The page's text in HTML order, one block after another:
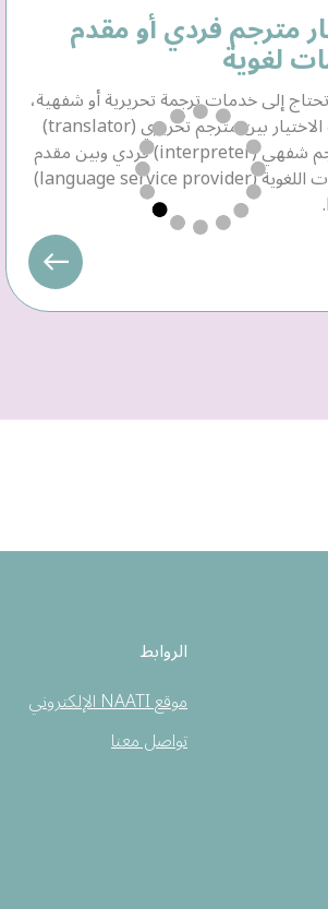
مترجم فردي أو مقدم
لغوية
إلى خدمات ترجمة تحريرية أو شفهية،
يمكنك الاختيار بين مترجم تحريري (translator)
أو مترجم شفهي (interpreter) فردي وبين مقدم
الخدمات اللغوية (language service provider)
الروابط
موقع NAATI الإلكتروني
تواصل معنا